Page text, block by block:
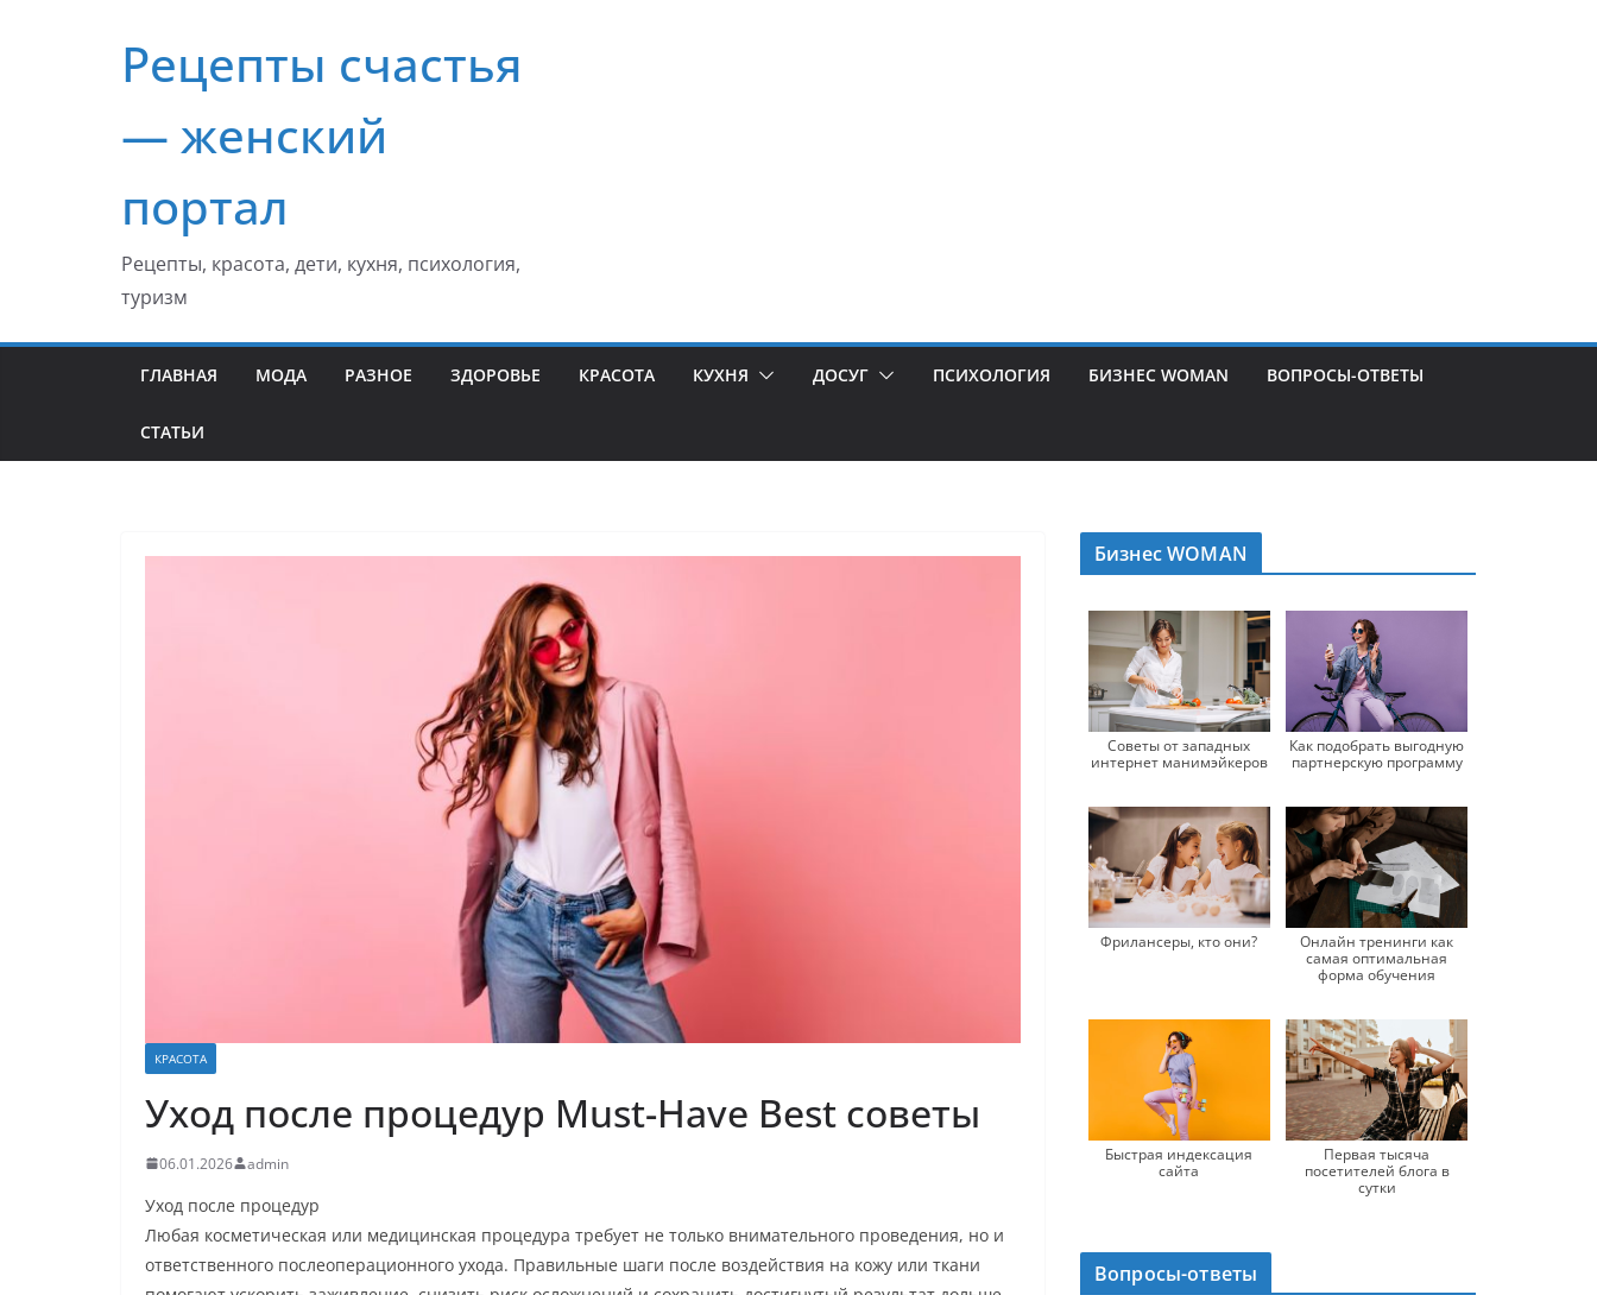
содержимомуРецепты счастья
— женский
портал
Рецепты, красота, дети, кухня, психология,
туризм
ГЛАВНАЯ МОДА РАЗНОЕ ЗДОРОВЬЕ КРАСОТА КУХНЯ ДОСУГ ПСИХОЛОГИЯ БИЗНЕС WOMAN ВОПРОСЫ-ОТВЕТЫ
СТАТЬИ
КРАСОТА
Уход после процедур Must-Have Best советы
06.01.2026 admin
Уход после процедур
Любая косметическая или медицинская процедура требует не только внимательного проведения, но и
ответственного послеоперационного ухода. Правильные шаги после воздействия на кожу или ткани
Бизнес WOMAN
Советы от западных
интернет манимэйкеров
Как подобрать выгодную
партнерскую программу
Фрилансеры, кто они?
Онлайн тренинги как
самая оптимальная
форма обучения
Быстрая индексация
сайта
Первая тысяча
посетителей блога в
сутки
Вопросы-ответы